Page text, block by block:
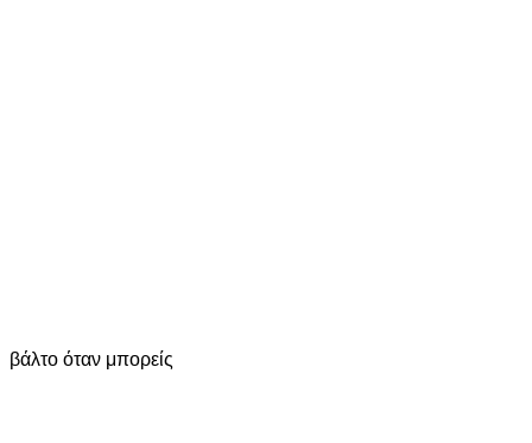
βάλτο όταν μπορείς